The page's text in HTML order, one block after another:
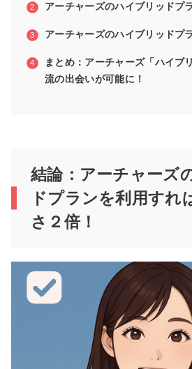
アーチャーズのハイブリッドプ
アーチャーズのハイブリッドプ
まとめ：アーチャーズ「ハイブ
流の出会いが可能に！
結論：アーチャーズ
ドプランを利用すれ
さ２倍！